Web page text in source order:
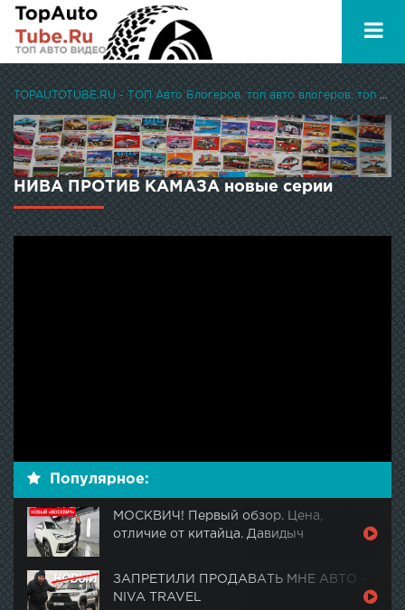
TOPAUTOTUBE.RU - ТОП Авто Блогеров, топ авто влогеров, топ авто ютуберов
НИВА ПРОТИВ КАМАЗА новые серии
Популярное:
МОСКВИЧ! Первый обзор. Цена,
отличие от китайца. Давидыч
ЗАПРЕТИЛИ ПРОДАВАТЬ МНЕ АВТО -
NIVA TRAVEL